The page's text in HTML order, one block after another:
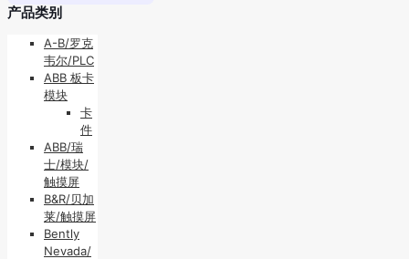
产品类别
A-B/罗克
韦尔/PLC
ABB 板卡
模块
卡
件
ABB/瑞
士/模块/
触摸屏
B&R/贝加
莱/触摸屏
Bently
Nevada/